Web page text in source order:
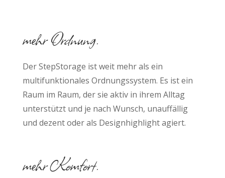
mehr Ordnung.
Der StepStorage ist weit mehr als ein
multifunktionales Ordnungssystem. Es ist ein
Raum im Raum, der sie aktiv in ihrem Alltag
unterstützt und je nach Wunsch, unauffällig
und dezent oder als Designhighlight agiert.
mehr Komfort.